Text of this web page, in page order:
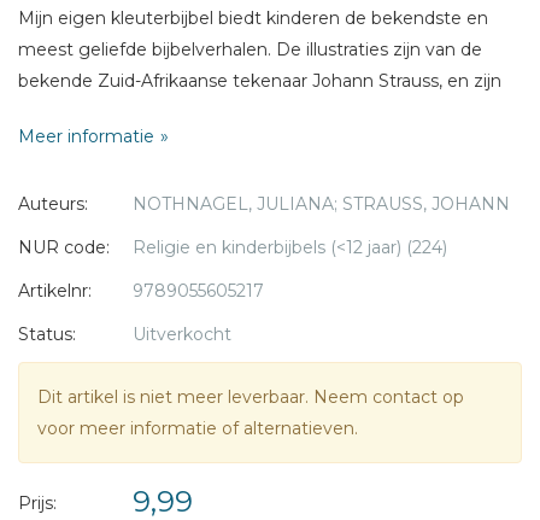
Mijn eigen kleuterbijbel biedt kinderen de bekendste en
meest geliefde bijbelverhalen. De illustraties zijn van de
bekende Zuid-Afrikaanse tekenaar Johann Strauss, en zijn
jaar.
De verhalen gaan van de schepping tot aan de belofte voor
de nieuwe hemel en de nieuwe aarde. Het is een
voor de jongste kinderen.
Meer informatie
Auteurs:
NOTHNAGEL, JULIANA; STRAUSS, JOHANN
NUR code:
Religie en kinderbijbels (<12 jaar) (224)
Artikelnr:
9789055605217
Status:
Uitverkocht
Dit artikel is niet meer leverbaar. Neem contact op
voor meer informatie of alternatieven.
Prijs: 9,99
* = verplicht